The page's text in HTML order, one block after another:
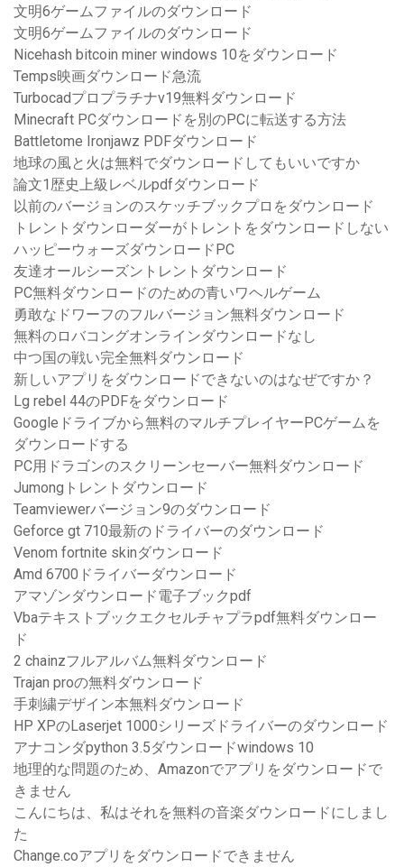
文明6ゲームファイルのダウンロード
文明6ゲームファイルのダウンロード
Nicehash bitcoin miner windows 10をダウンロード
Temps映画ダウンロード急流
Turbocadプロプラチナv19無料ダウンロード
Minecraft PCダウンロードを別のPCに転送する方法
Battletome Ironjawz PDFダウンロード
地球の風と火は無料でダウンロードしてもいいですか
論文1歴史上級レベルpdfダウンロード
以前のバージョンのスケッチブックプロをダウンロード
トレントダウンローダーがトレントをダウンロードしない
ハッピーウォーズダウンロードPC
友達オールシーズントレントダウンロード
PC無料ダウンロードのための青いワヘルゲーム
勇敢なドワーフのフルバージョン無料ダウンロード
無料のロバコングオンラインダウンロードなし
中つ国の戦い完全無料ダウンロード
新しいアプリをダウンロードできないのはなぜですか？
Lg rebel 44のPDFをダウンロード
Googleドライブから無料のマルチプレイヤーPCゲームを
ダウンロードする
PC用ドラゴンのスクリーンセーバー無料ダウンロード
Jumongトレントダウンロード
Teamviewerバージョン9のダウンロード
Geforce gt 710最新のドライバーのダウンロード
Venom fortnite skinダウンロード
Amd 6700ドライバーダウンロード
アマゾンダウンロード電子ブックpdf
Vbaテキストブックエクセルチャプラpdf無料ダウンロー
ド
2 chainzフルアルバム無料ダウンロード
Trajan proの無料ダウンロード
手刺繍デザイン本無料ダウンロード
HP XPのLaserjet 1000シリーズドライバーのダウンロード
アナコンダpython 3.5ダウンロードwindows 10
地理的な問題のため、Amazonでアプリをダウンロードで
きません
こんにちは、私はそれを無料の音楽ダウンロードにしまし
た
Change.coアプリをダウンロードできません